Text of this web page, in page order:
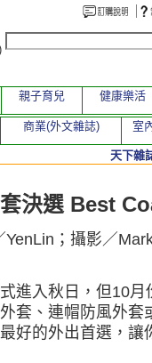
決選 Best
YenLin；攝影／
進入秋日，但10
套、連帽防風外套
好的外出首選，讓
親子育兒 健康樂活
商業(外文雜誌) 室
天下雜